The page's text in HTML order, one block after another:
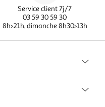
Service client 7j/7
03 59 30 59 30
8h>21h, dimanche 8h30>13h